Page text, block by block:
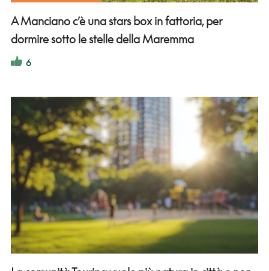
A Manciano c’è una stars box in fattoria, per
dormire sotto le stelle della Maremma
6